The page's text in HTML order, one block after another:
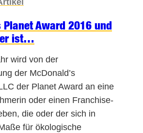
Planet Award 2016 und
ist…
wird von der
der McDonald’s
der Planet Award an eine
oder einen Franchise-
die oder der sich in
für ökologische